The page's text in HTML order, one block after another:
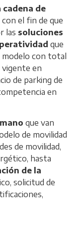
de
con el fin de que
las soluciones
que
con total
vigente en
de parking de
en
que van
de movilidad
de movilidad,
hasta
de la
solicitud de